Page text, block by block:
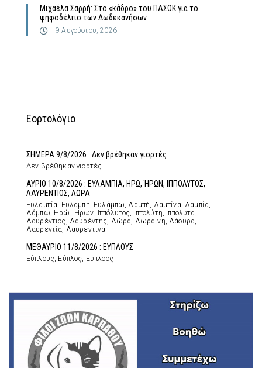
Μιχαέλα Σαρρή: Στο «κάδρο» του ΠΑΣΟΚ για το
ψηφοδέλτιο των Δωδεκανήσων
9 Αυγούστου, 2026
Εορτολόγιο
ΣΗΜΕΡΑ 9/8/2026 : Δεν βρέθηκαν γιορτές
Δεν βρέθηκαν γιορτές
ΑΥΡΙΟ 10/8/2026 : ΕΥΛΑΜΠΙΑ, ΗΡΩ, ΉΡΩΝ, ΙΠΠΟΛΥΤΟΣ,
ΛΑΥΡΕΝΤΙΟΣ, ΛΩΡΑ
Ευλαμπία, Ευλαμπή, Ευλάμπω, Λαμπή, Λαμπίνα, Λαμπία,
Λάμπω, Ηρώ, Ήρων, Ιππόλυτος, Ιππολύτη, Ιππολύτα,
Λαυρέντιος, Λαυρέντης, Λώρα, Λωραίνη, Λάουρα,
Λαυρεντία, Λαυρεντίνα
ΜΕΘΑΥΡΙΟ 11/8/2026 : ΕΥΠΛΟΥΣ
Εύπλους, Εύπλος, Εύπλοος